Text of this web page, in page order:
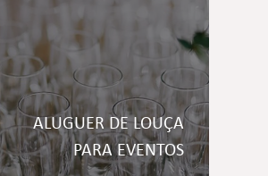
ALUGUER DE LOUÇA
PARA EVENTOS